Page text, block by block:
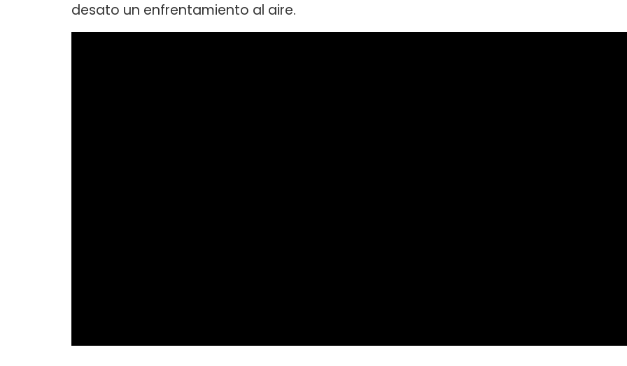
desato un enfrentamiento al aire.